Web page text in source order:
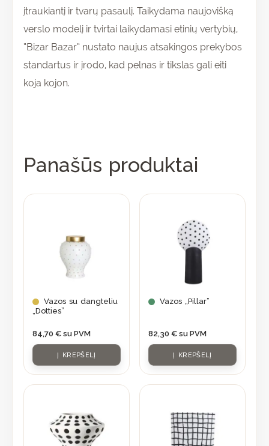
įtraukiantį ir tvarų pasaulį. Taikydama naujovišką
verslo modelį ir tvirtai laikydamasi etinių vertybių,
“Bizar Bazar” nustato naujus atsakingos prekybos
standartus ir įrodo, kad pelnas ir tikslas gali eiti
koja kojon.
Panašūs produktai
Vazos su dangteliu
„Dotties”
84,70 € su PVM
Į KREPŠELĮ
Vazos „Pillar”
82,30 € su PVM
Į KREPŠELĮ